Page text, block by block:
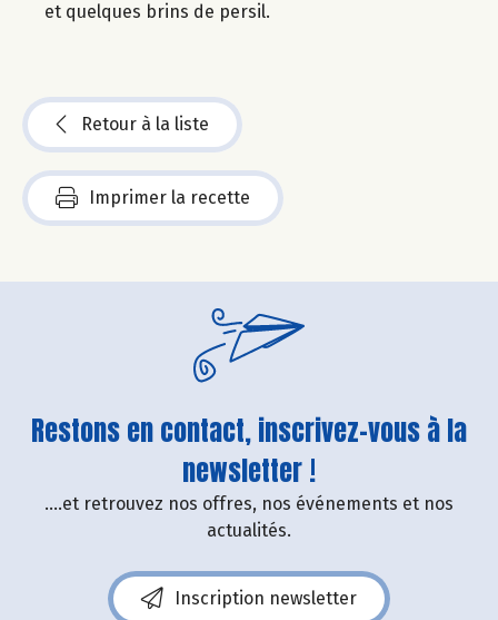
et quelques brins de persil.
Retour à la liste
Imprimer la recette
Restons en contact, inscrivez-vous à la
newsletter !
....et retrouvez nos offres, nos événements et nos
actualités.
Inscription newsletter